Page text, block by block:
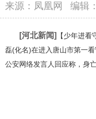
来源：凤凰网 编辑
[河北新闻]
【少年进
磊(化名)在进入唐山市第一
公安网络发言人回应称，身